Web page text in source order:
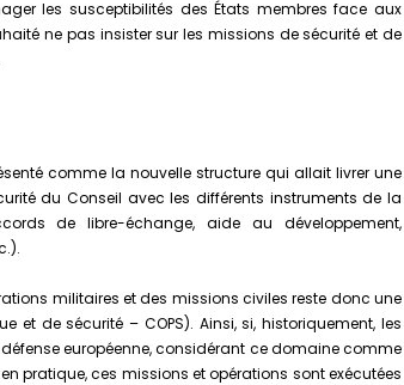
les susceptibilités des États membres face aux
ne pas insister sur les missions de sécurité et de
comme la nouvelle structure qui allait livrer une
du Conseil avec les différents instruments de la
de libre-échange, aide au développement,
militaires et des missions civiles reste donc une
de sécurité – COPS). Ainsi, si, historiquement, les
européenne, considérant ce domaine comme
pratique, ces missions et opérations sont exécutées